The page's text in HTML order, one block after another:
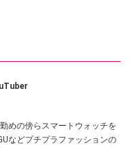
めの傍らスマートウォッチを
などプチプラファッションの